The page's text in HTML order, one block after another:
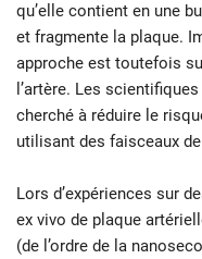
qu’elle contient en une
et fragmente la plaque.
approche est toutefois
l’artère. Les
cherché à réduire le
utilisant des faisceaux
Lors d’expériences sur
ex vivo de plaque
(de l’ordre de la